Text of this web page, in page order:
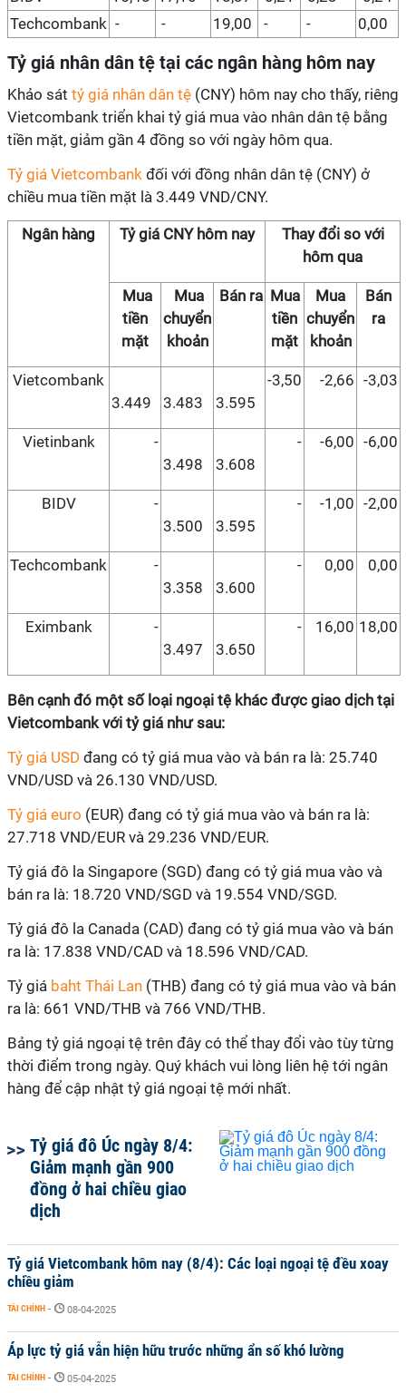
Techcombank - - 19,00 - - 0,00
Tỷ giá nhân dân tệ tại các ngân hàng hôm nay
Khảo sát tỷ giá nhân dân tệ (CNY) hôm nay cho thấy, riêng
Vietcombank triển khai tỷ giá mua vào nhân dân tệ bằng
tiền mặt, giảm gần 4 đồng so với ngày hôm qua.
Tỷ giá Vietcombank đối với đồng nhân dân tệ (CNY) ở
chiều mua tiền mặt là 3.449 VND/CNY.
Ngân hàng Tỷ giá CNY hôm nay
Thay đổi so với
hôm qua
Mua
tiền
mặt
Mua
chuyển
khoản
Bán ra Mua
tiền
mặt
Mua
chuyển
khoản
Bán
ra
Vietcombank
3.449
3.483 3.595
-3,50 -2,66 -3,03
Vietinbank
-
3.498
3.608
- -6,00 -6,00
BIDV
-
3.500
3.595
- -1,00 -2,00
Techcombank
-
3.358
3.600
- 0,00 0,00
Eximbank
-
3.497
3.650
- 16,00 18,00
Bên cạnh đó một số loại ngoại tệ khác được giao dịch tại
Vietcombank với tỷ giá như sau:
Tỷ giá USD đang có tỷ giá mua vào và bán ra là: 25.740
VND/USD và 26.130 VND/USD.
Tỷ giá euro (EUR) đang có tỷ giá mua vào và bán ra là:
27.718 VND/EUR và 29.236 VND/EUR.
Tỷ giá đô la Singapore (SGD) đang có tỷ giá mua vào và
bán ra là: 18.720 VND/SGD và 19.554 VND/SGD.
Tỷ giá đô la Canada (CAD) đang có tỷ giá mua vào và bán
ra là: 17.838 VND/CAD và 18.596 VND/CAD.
Tỷ giá baht Thái Lan (THB) đang có tỷ giá mua vào và bán
ra là: 661 VND/THB và 766 VND/THB.
Bảng tỷ giá ngoại tệ trên đây có thể thay đổi vào tùy từng
thời điểm trong ngày. Quý khách vui lòng liên hệ tới ngân
hàng để cập nhật tỷ giá ngoại tệ mới nhất.
Tỷ giá đô Úc ngày 8/4:
Giảm mạnh gần 900
đồng ở hai chiều giao
dịch
Tỷ giá Vietcombank hôm nay (8/4): Các loại ngoại tệ đều xoay
chiều giảm
TÀI CHÍNH - 08-04-2025
Áp lực tỷ giá vẫn hiện hữu trước những ẩn số khó lường
TÀI CHÍNH - 05-04-2025